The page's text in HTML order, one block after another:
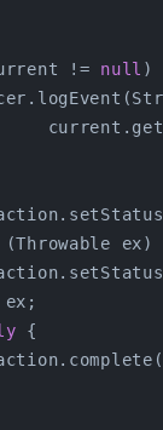
!= null )
(Throwable ex)
{